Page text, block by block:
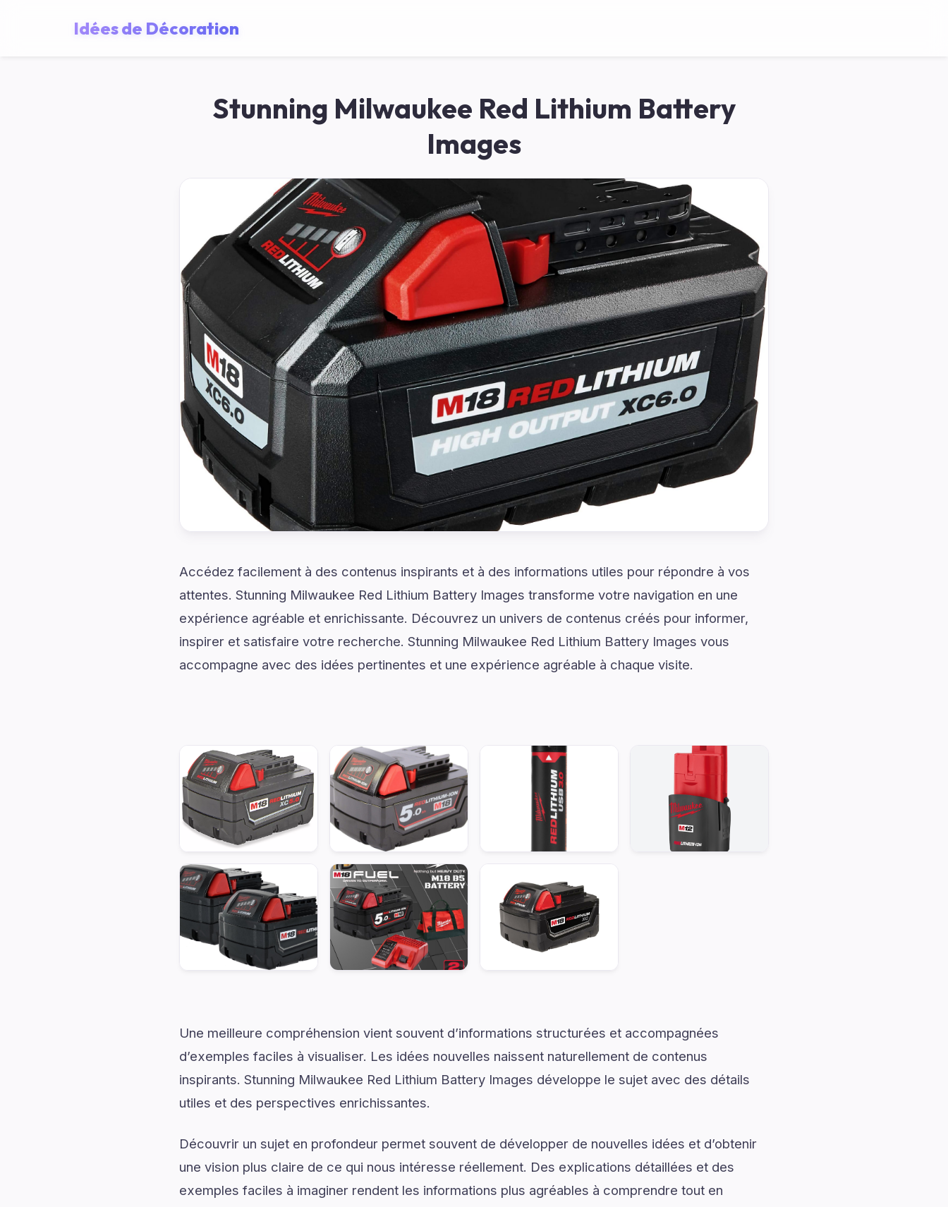
Idées de Décoration
Stunning Milwaukee Red Lithium Battery
Images
Accédez facilement à des contenus inspirants et à des informations utiles pour répondre à vos
attentes. Stunning Milwaukee Red Lithium Battery Images transforme votre navigation en une
expérience agréable et enrichissante. Découvrez un univers de contenus créés pour informer,
inspirer et satisfaire votre recherche. Stunning Milwaukee Red Lithium Battery Images vous
accompagne avec des idées pertinentes et une expérience agréable à chaque visite.
Une meilleure compréhension vient souvent d’informations structurées et accompagnées
d’exemples faciles à visualiser. Les idées nouvelles naissent naturellement de contenus
inspirants. Stunning Milwaukee Red Lithium Battery Images développe le sujet avec des détails
utiles et des perspectives enrichissantes.
Découvrir un sujet en profondeur permet souvent de développer de nouvelles idées et d’obtenir
une vision plus claire de ce qui nous intéresse réellement. Des explications détaillées et des
exemples faciles à imaginer rendent les informations plus agréables à comprendre tout en